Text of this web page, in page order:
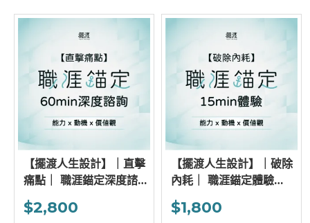
【擺渡人生設計】｜直擊
痛點｜ 職涯錨定深度諮詢
60min
$2,800
【擺渡人生設計】｜破除
內耗｜ 職涯錨定體驗
15min
$1,800